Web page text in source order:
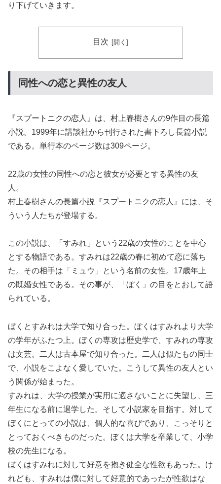
り下げていきます。
目次
同性への恋と異性の友人
『スプートニクの恋人』は、村上春樹さんの9作目の長篇
小説。1999年に講談社から刊行された書下ろし長篇小説
である。単行本のページ数は309ページ。
22歳の女性の同性への恋と彼女が必要とする異性の友
人。
村上春樹さんの長篇小説『スプートニクの恋人』には、そ
ういう人たちが登場する。
この小説は、「すみれ」という22歳の女性のことを中心
とする物語である。すみれは22歳の春に初めて恋に落ち
た。その相手は「ミュウ」という名前の女性。17歳年上
の既婚女性である。その事が、「ぼく」の目をとおして語
られている。
ぼくとすみれは大学で知り合った。ぼくはすみれより大学
の学年がふたつ上。ぼくの専攻は歴史学で、すみれの専攻
は文芸。二人は古本屋で知り合った。二人は似たもの同士
で、小説をこよなく愛していた。こうして異性の友人とい
う関係が始まった。
すみれは、大学の授業が実用に適さないことに失望し、三
年生になる前に退学した。そして小説家を目指す。対して
ぼくにとっての小説は、個人的な喜びであり、こっそりと
とっておくべきものだった。ぼくは大学を卒業して、小学
校の先生になる。
ぼくはすみれに対して好意を抱き健全な性欲もあった。け
れども、すみれは僕に対して好意的であったが性欲はな